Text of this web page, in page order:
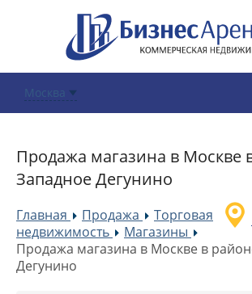
Москва
Продажа магазина в Москве
Западное Дегунино
Главная »Продажа »
Торговая
недвижимость
»Магазины
Продажа магазина в Москве в
Дегунино